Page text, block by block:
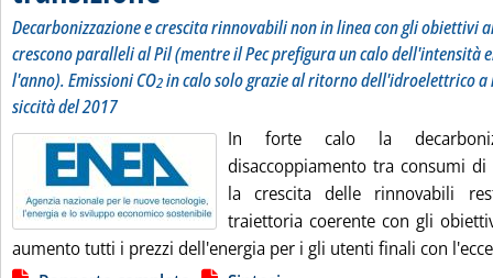
Decarbonizzazione e crescita rinnovabili non in linea con gli obiettivi
crescono paralleli al Pil (mentre il Pec prefigura un calo dell'intensità
l'anno). Emissioni CO2in calo solo grazie al ritorno dell'idroelettrico
siccità del 2017
In forte calo la
disaccoppiamento tra consumi
la crescita delle rinnovabili
traiettoria coerente con gli
aumento tutti i prezzi dell'energia per i gli utenti finali con